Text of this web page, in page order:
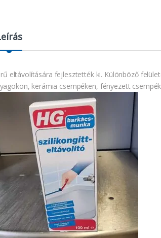
eltávolítására fejlesztették ki. Különböző
kerámia csempéken, fényezett